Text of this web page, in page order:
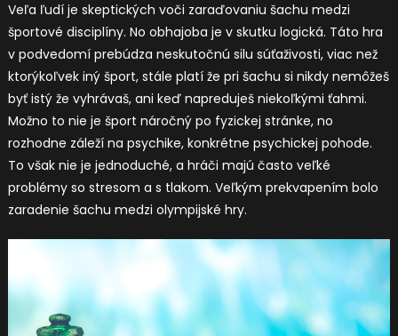
Veľa ľudí je skeptických voči zaraďovaniu šachu medzi
športové disciplíny. No obhajoba je v skutku logická. Táto hra
v podvedomí prebúdza neskutočnú silu súťaživosti, viac než
ktorýkoľvek iný šport, stále platí že pri šachu si nikdy nemôžeš
byť istý že vyhrávaš, ani keď napreduješ niekoľkými ťahmi.
Možno to nie je šport náročný po fyzickej stránke, no
rozhodne záleží na psychike, konkrétne psychickej pohode.
To však nie je jednoduché, a hráči majú často veľké
problémy so stresom a s tlakom. Veľkým prekvapením bolo
zaradenie šachu medzi olympijské hry.